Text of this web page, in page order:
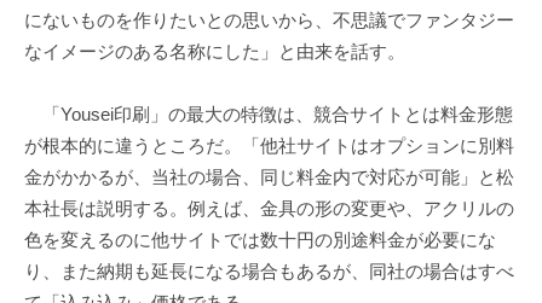
にないものを作りたいとの思いから、不思議でファンタジー
なイメージのある名称にした」と由来を話す。
「Yousei印刷」の最大の特徴は、競合サイトとは料金形態
が根本的に違うところだ。「他社サイトはオプションに別料
金がかかるが、当社の場合、同じ料金内で対応が可能」と松
本社長は説明する。例えば、金具の形の変更や、アクリルの
色を変えるのに他サイトでは数十円の別途料金が必要にな
り、また納期も延長になる場合もあるが、同社の場合はすべ